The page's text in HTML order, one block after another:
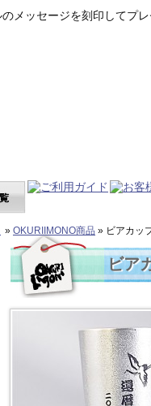
» OKURIIMONO商品 » ビアカッ
ビア